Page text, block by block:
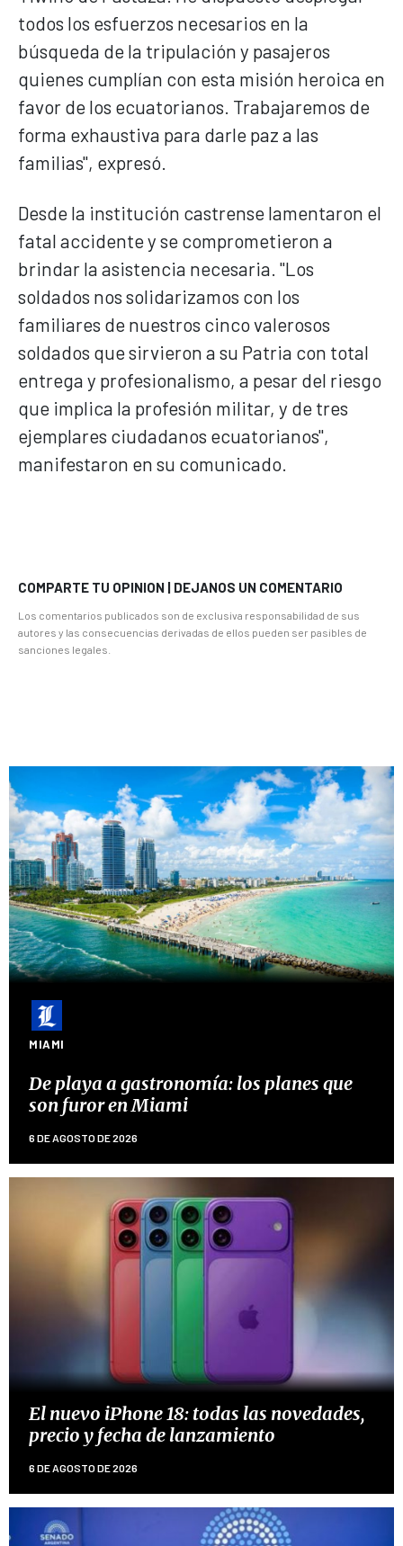
todos los esfuerzos necesarios en la
búsqueda de la tripulación y pasajeros
quienes cumplían con esta misión heroica en
favor de los ecuatorianos. Trabajaremos de
forma exhaustiva para darle paz a las
familias", expresó.
Desde la institución castrense lamentaron el
fatal accidente y se comprometieron a
brindar la asistencia necesaria. "Los
soldados nos solidarizamos con los
familiares de nuestros cinco valerosos
soldados que sirvieron a su Patria con total
entrega y profesionalismo, a pesar del riesgo
que implica la profesión militar, y de tres
ejemplares ciudadanos ecuatorianos",
manifestaron en su comunicado.
COMPARTE TU OPINION | DEJANOS UN COMENTARIO
Los comentarios publicados son de exclusiva responsabilidad de sus
autores y las consecuencias derivadas de ellos pueden ser pasibles de
sanciones legales.
MIAMI
De playa a gastronomía: los planes que
son furor en Miami
6 DE AGOSTO DE 2026
El nuevo iPhone 18: todas las novedades,
precio y fecha de lanzamiento
6 DE AGOSTO DE 2026